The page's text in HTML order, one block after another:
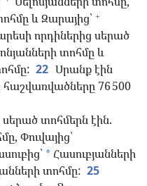
և Զարայից՝ +
որդիներից սերած
տոհմը և
22 Սրանք էին
հաշվառվածները 76 500
սերած տոհմերն էին.
Փուվայից՝
* Հասուբյանների
տոհմը: 25